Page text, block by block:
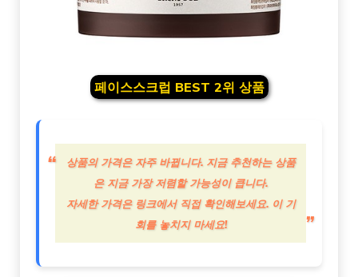
페이스스크럽 BEST 2위 상품
상품의 가격은 자주 바뀝니다. 지금 추천하는 상품
은 지금 가장 저렴할 가능성이 큽니다.
자세한 가격은 링크에서 직접 확인해보세요. 이 기
회를 놓치지 마세요!